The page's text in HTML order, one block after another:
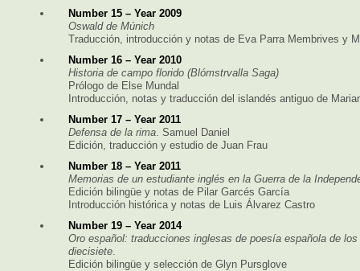
Number 15 – Year 2009
Oswald de Múnich
Traducción, introducción y notas de Eva Parra Membrives y
Number 16 – Year 2010
Historia de campo florido (Blómstrvalla Saga)
Prólogo de Else Mundal
Introducción, notas y traducción del islandés antiguo de
Number 17 – Year 2011
Defensa de la rima. Samuel Daniel
Edición, traducción y estudio de Juan Frau
Number 18 – Year 2011
Memorias de un estudiante inglés en la Guerra de la
Edición bilingüe y notas de Pilar Garcés García
Introducción histórica y notas de Luis Álvarez Castro
Number 19 – Year 2014
Oro español: traducciones inglesas de poesía española de
diecisiete.
Edición bilingüe y selección de Glyn Pursglove